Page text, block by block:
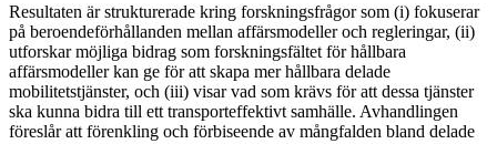
Resultaten är strukturerade kring forskningsfrågor som (i) fokuserar
på beroendeförhållanden mellan affärsmodeller och regleringar, (ii)
utforskar möjliga bidrag som forskningsfältet för hållbara
affärsmodeller kan ge för att skapa mer hållbara delade
mobilitetstjänster, och (iii) visar vad som krävs för att dessa tjänster
ska kunna bidra till ett transporteffektivt samhälle. Avhandlingen
föreslår att förenkling och förbiseende av mångfalden bland delade